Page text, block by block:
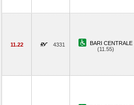
11.22 4331
BARI CENTRALE
(11.55)